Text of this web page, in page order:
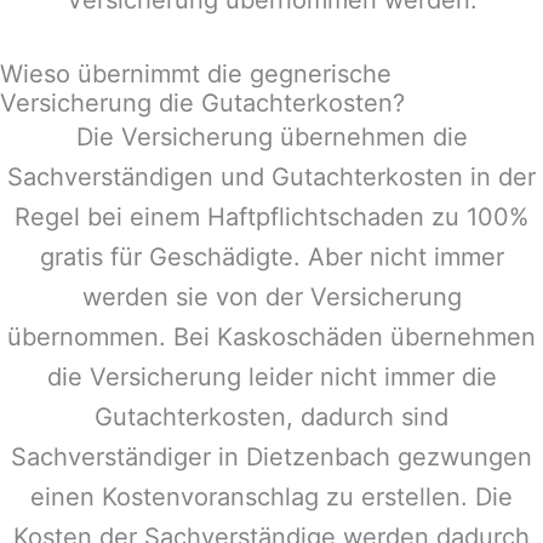
Wieso übernimmt die gegnerische
Versicherung die Gutachterkosten?
Die Versicherung übernehmen die
Sachverständigen und Gutachterkosten in der
Regel bei einem Haftpflichtschaden zu 100%
gratis für Geschädigte. Aber nicht immer
werden sie von der Versicherung
übernommen. Bei Kaskoschäden übernehmen
die Versicherung leider nicht immer die
Gutachterkosten, dadurch sind
Sachverständiger in Dietzenbach gezwungen
einen Kostenvoranschlag zu erstellen. Die
Kosten der Sachverständige werden dadurch